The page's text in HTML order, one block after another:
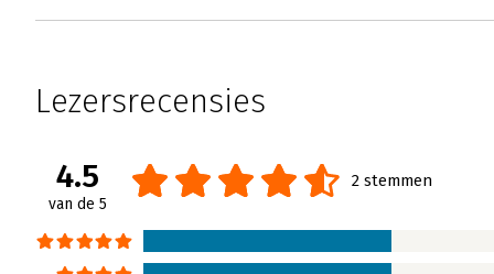
Lezersrecensies
4.5
van de 5
2 stemmen